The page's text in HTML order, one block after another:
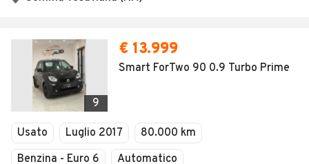
9
€ 13.999
Smart ForTwo 90 0.9 Turbo Prime
Usato Luglio 2017
80.000 km
Benzina - Euro 6
Automatico